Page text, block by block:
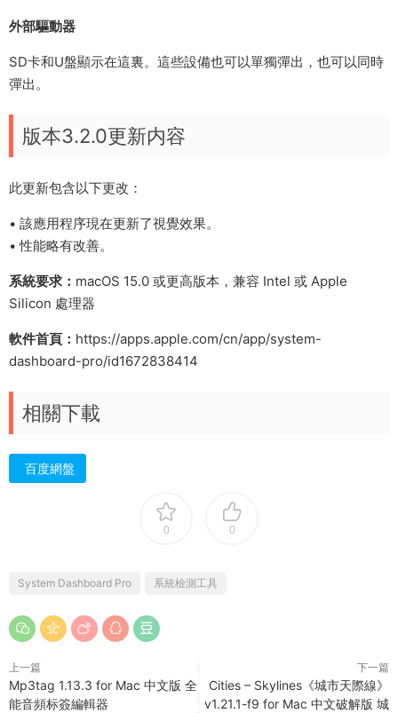
外部驅動器
SD卡和U盤顯示在這裏。這些設備也可以單獨彈出，也可以同時
彈出。
版本3.2.0更新内容
此更新包含以下更改：
• 該應用程序現在更新了視覺效果。
• 性能略有改善。
系統要求： macOS 15.0 或更高版本，兼容 Intel 或 Apple
Silicon 處理器
軟件首頁： https://apps.apple.com/cn/app/system-
dashboard-pro/id1672838414
相關下載
百度網盤
0 0
System Dashboard Pro 系統檢測工具
上一篇
Mp3tag 1.13.3 for Mac 中文版 全
能音頻标簽編輯器
下一篇
Cities – Skylines《城市天際線》
v1.21.1-f9 for Mac 中文破解版 城